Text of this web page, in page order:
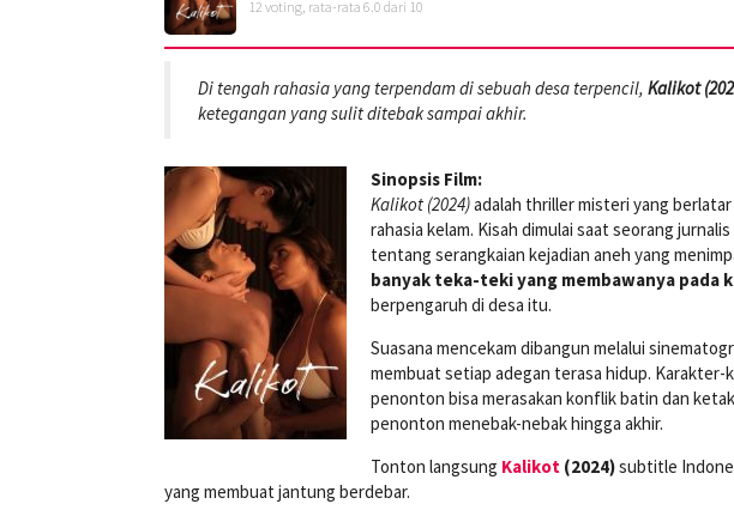
12 voting, rata-rata 6.0 dari 10
Di tengah rahasia yang terpendam di sebuah desa terpencil, Kalikot
ketegangan yang sulit ditebak sampai akhir.
Sinopsis Film:
Kalikot (2024)adalah thriller misteri yang
rahasia kelam. Kisah dimulai saat seorang
tentang serangkaian kejadian aneh yang
banyak teka-teki yang membawanya pada
berpengaruh di desa itu.
Suasana mencekam dibangun melalui
membuat setiap adegan terasa hidup.
penonton bisa merasakan konflik batin dan
penonton menebak-nebak hingga akhir.
Tonton langsung Kalikot (2024)subtitle
yang membuat jantung berdebar.